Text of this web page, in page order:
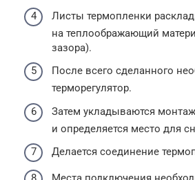
Листы термопленки
на теплоображающий
зазора).
После всего сделанного
терморегулятор.
Затем укладываются
и определяется место для
Делается соединение